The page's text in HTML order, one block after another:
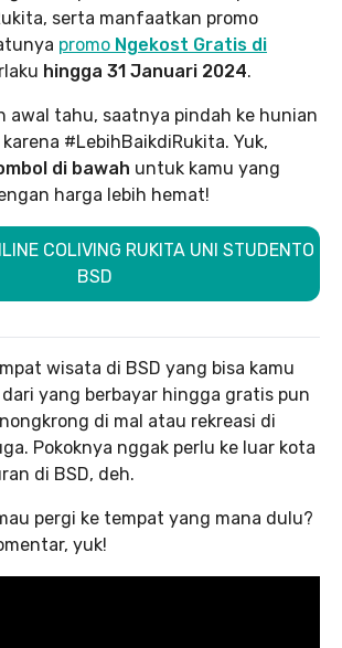
serta manfaatkan promo
promo Ngekost Gratis di
hingga 31 Januari 2024.
awal tahu, saatnya pindah ke hunian
#LebihBaikdiRukita. Yuk,
di bawah untuk kamu yang
harga lebih hemat!
COLIVING RUKITA UNI STUDENTO
BSD
wisata di BSD yang bisa kamu
yang berbayar hingga gratis pun
di mal atau rekreasi di
Pokoknya nggak perlu ke luar kota
di BSD, deh.
pergi ke tempat yang mana dulu?
yuk!